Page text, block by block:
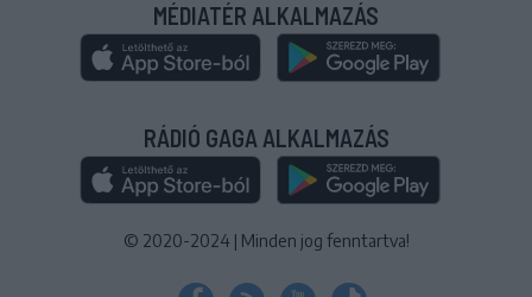
MÉDIATÉR ALKALMAZÁS
RÁDIÓ GAGA ALKALMAZÁS
© 2020-2024 | Minden jog fenntartva!